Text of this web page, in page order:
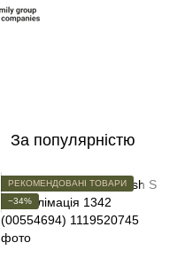
За популярністю
РЕКОМЕНДОВАНІ ТОВАРИ
−34%